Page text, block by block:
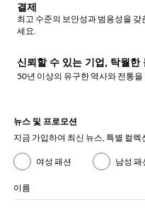
결제
최고 수준의 보안성과 범용성을
세요.
신뢰할 수 있는 기업, 탁월한
50년 이상의 유구한 역사와 전통
뉴스 및 프로모션
지금 가입하여 최신 뉴스, 특별 컬
여성 패션 남성 패
이름